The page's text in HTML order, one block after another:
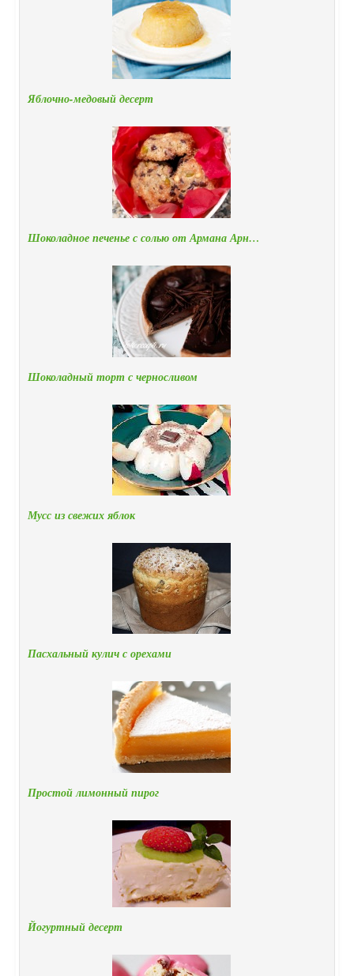
Яблочно-медовый десерт
Шоколадное печенье с солью от Армана Арн…
Шоколадный торт с черносливом
Мусс из свежих яблок
Пасхальный кулич с орехами
Простой лимонный пирог
Йогуртный десерт